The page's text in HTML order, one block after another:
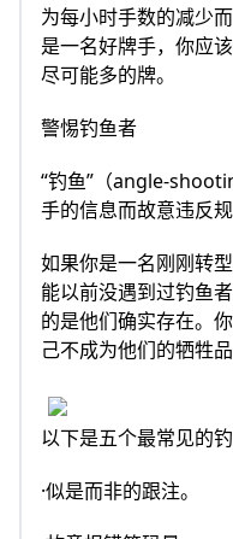
为每小时手数的减少
是一名好牌手，你应
尽可能多的牌。
警惕钓鱼者
“钓鱼”（angle-
手的信息而故意违反
如果你是一名刚刚转
能以前没遇到过钓鱼
的是他们确实存在。
己不成为他们的牺牲品
以下是五个最常见的钓
·似是而非的跟注。